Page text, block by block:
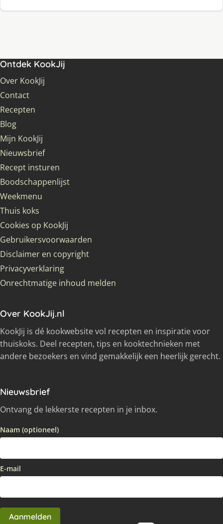
Ontdek KookJij
Over KookJij
Contact
Recepten
Blog
Mijn KookJij
Nieuwsbrief
Recept insturen
Boodschappenlijst
Weekmenu
Thuis koks
Cookies op KookJij
Gebruikersvoorwaarden
Disclaimer en copyright
Privacyverklaring
Onrechtmatige inhoud melden
Over KookJij.nl
KookJij is dé kookwebsite vol recepten en inspiratie voor
thuiskoks. Deel recepten, tips en kooktechnieken met
andere bezoekers en vind gemakkelijk een heerlijk gerecht.
Nieuwsbrief
Ontvang de lekkerste recepten in je inbox.
Naam (optioneel)
E-mail
Aanmelden